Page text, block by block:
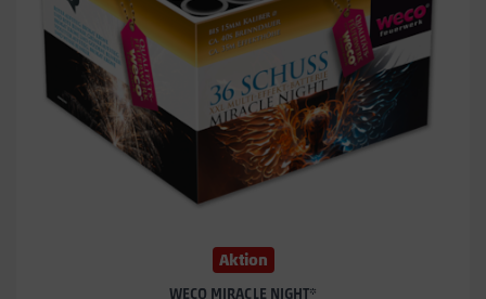
Aktion
WECO MIRACLE NIGHT*